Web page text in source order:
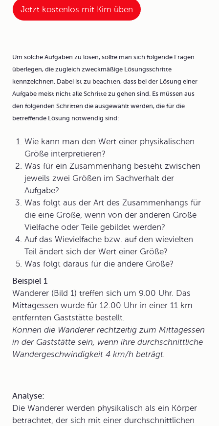
Jetzt kostenlos mit Kim üben
Um solche Aufgaben zu lösen, sollte man sich folgende Fragen
überlegen, die zugleich zweckmäßige Lösungsschritte
kennzeichnen. Dabei ist zu beachten, dass bei der Lösung einer
Aufgabe meist nicht alle Schritte zu gehen sind. Es müssen aus
den folgenden Schritten die ausgewählt werden, die für die
betreffende Lösung notwendig sind:
Wie kann man den Wert einer physikalischen
Größe interpretieren?
Was für ein Zusammenhang besteht zwischen
jeweils zwei Größen im Sachverhalt der
Aufgabe?
Was folgt aus der Art des Zusammenhangs für
die eine Größe, wenn von der anderen Größe
Vielfache oder Teile gebildet werden?
Auf das Wievielfache bzw. auf den wievielten
Teil ändert sich der Wert einer Größe?
Was folgt daraus für die andere Größe?
Beispiel 1
Wanderer (Bild 1) treffen sich um 9.00 Uhr. Das
Mittagessen wurde für 12.00 Uhr in einer 11 km
entfernten Gaststätte bestellt.
Können die Wanderer rechtzeitig zum Mittagessen
in der Gaststätte sein, wenn ihre durchschnittliche
Wandergeschwindigkeit 4 km/h beträgt.
Analyse:
Die Wanderer werden physikalisch als ein Körper
betrachtet, der sich mit einer durchschnittlichen